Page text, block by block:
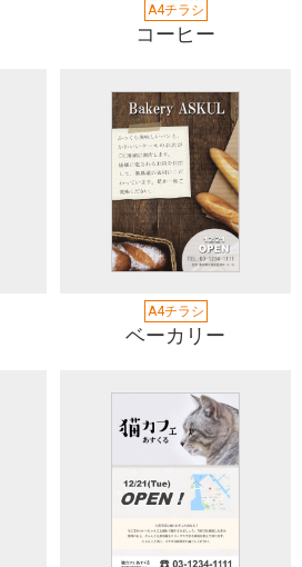
A4チラシ
コーヒー
A4チラシ
ベーカリー